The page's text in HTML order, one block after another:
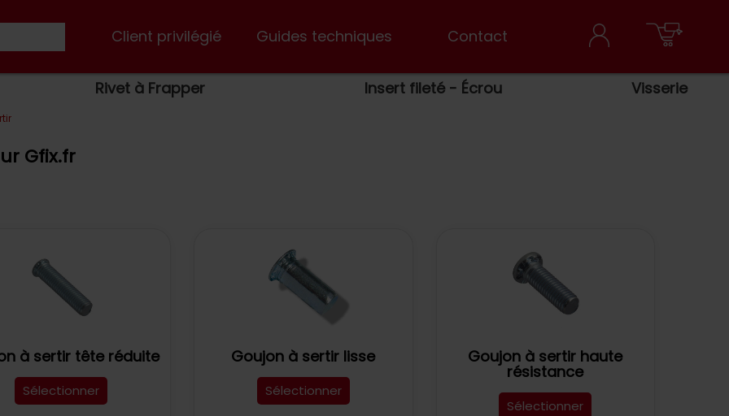
Client privilégié Guides techniques Contact
Rivet à Frapper Insert fileté - Écrou Visserie
Gfix.fr
à sertir tête réduite
Sélectionner
Goujon à sertir lisse
Sélectionner
Goujon à sertir haute
résistance
Sélectionner